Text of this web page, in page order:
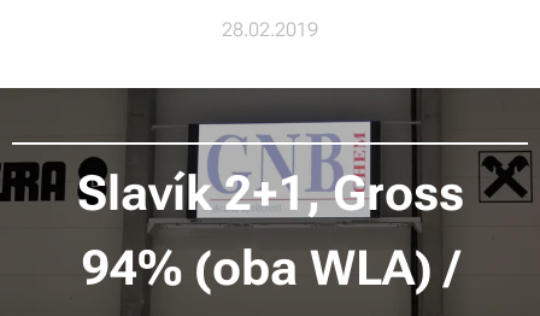
28.02.2019
Slavík 2+1, Gross
94% (oba WLA) /